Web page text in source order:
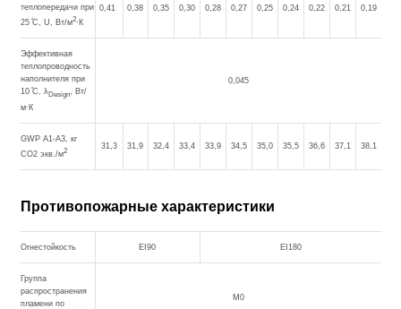
теплопередачи при
25 ̊С, U, Вт/м2∙К
0,41 0,38 0,35 0,30 0,28 0,27 0,25 0,24 0,22 0,21 0,19
Эффективная
теплопроводность
наполнителя при
10 ̊С, λDesign , Вт/
м∙К
0,045
GWP A1-A3, кг
CO2 экв./м2
31,3 31,9 32,4 33,4 33,9 34,5 35,0 35,5 36,6 37,1 38,1
Противопожарные характеристики
Огнестойкость EI90 EI180
Группа
распространения
пламени по
М0